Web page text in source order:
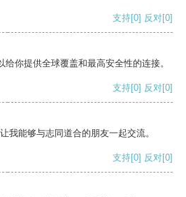
支持[0] 反对[0]
你提供全球覆盖和最高安全性的连接。
支持[0] 反对[0]
我能够与志同道合的朋友一起交流。
支持[0] 反对[0]